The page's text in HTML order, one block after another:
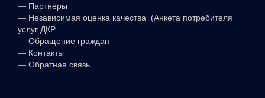
— Партнеры
— Независимая оценка качества (Анкета потребителя
услуг ДКР
— Обращение граждан
— Контакты
— Обратная связь